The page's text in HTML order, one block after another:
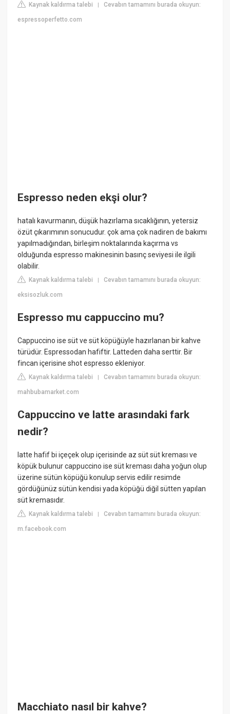
Kaynak kaldırma talebi |Cevabın tamamını burada okuyun:
espressoperfetto.com
Espresso neden ekşi olur?
hatalı kavurmanın, düşük hazırlama sıcaklığının, yetersiz
özüt çıkarımının sonucudur. çok ama çok nadiren de bakımı
yapılmadığından, birleşim noktalarında kaçırma vs
olduğunda espresso makinesinin basınç seviyesi ile ilgili
olabilir.
Kaynak kaldırma talebi |Cevabın tamamını burada okuyun:
eksisozluk.com
Espresso mu cappuccino mu?
Cappuccino ise süt ve süt köpüğüyle hazırlanan bir kahve
türüdür. Espressodan hafiftir. Latteden daha serttir. Bir
fincan içerisine shot espresso ekleniyor.
Kaynak kaldırma talebi |Cevabın tamamını burada okuyun:
mahbubamarket.com
Cappuccino ve latte arasındaki fark
nedir?
latte hafif bi içeçek olup içerisinde az süt süt kreması ve
köpük bulunur cappuccino ise süt kreması daha yoğun olup
üzerine sütün köpüğü konulup servis edilir resimde
gördüğünüz sütün kendisi yada köpüğü diğil sütten yapılan
süt kremasıdır.
Kaynak kaldırma talebi |Cevabın tamamını burada okuyun:
m.facebook.com
Macchiato nasıl bir kahve?